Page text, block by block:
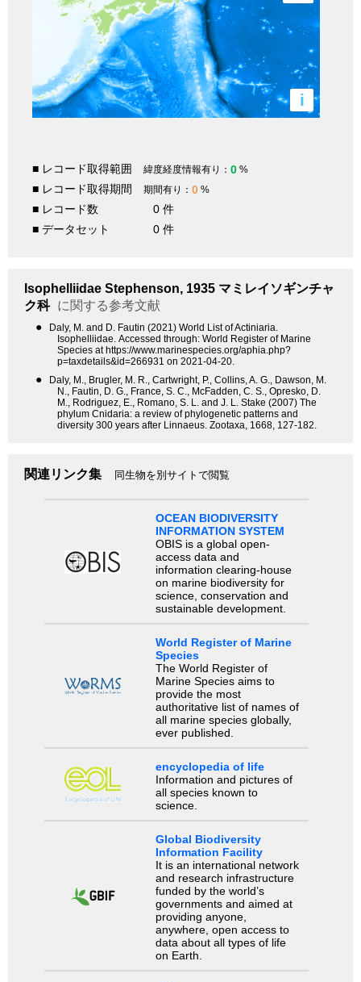
i
■ レコード取得範囲 緯度経度情報有り： 0 %
■ レコード取得期間 期間有り： 0 %
■ レコード数
0 件
■ データセット
0 件
Isophelliidae Stephenson, 1935 マミレイソギンチャ
ク科 に関する参考文献
●
Daly, M. and D. Fautin (2021) World List of Actiniaria.
Isophelliidae. Accessed through: World Register of Marine
Species at https://www.marinespecies.org/aphia.php?
p=taxdetails&id=266931 on 2021-04-20.
●
Daly, M., Brugler, M. R., Cartwright, P., Collins, A. G., Dawson, M.
N., Fautin, D. G., France, S. C., McFadden, C. S., Opresko, D.
M., Rodriguez, E., Romano, S. L. and J. L. Stake (2007) The
phylum Cnidaria: a review of phylogenetic patterns and
diversity 300 years after Linnaeus. Zootaxa, 1668, 127-182.
関連リンク集 同生物を別サイトで閲覧
OCEAN BIODIVERSITY
INFORMATION SYSTEM
OBIS is a global open-
access data and
information clearing-house
on marine biodiversity for
science, conservation and
sustainable development.
World Register of Marine
Species
The World Register of
Marine Species aims to
provide the most
authoritative list of names of
all marine species globally,
ever published.
encyclopedia of life
Information and pictures of
all species known to
science.
Global Biodiversity
Information Facility
It is an international network
and research infrastructure
funded by the world’s
governments and aimed at
providing anyone,
anywhere, open access to
data about all types of life
on Earth.